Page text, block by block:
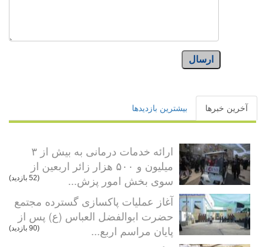
ارسال
آخرین خبرها بیشترین بازدیدها
ارائه خدمات درمانی به بیش از ۳
میلیون و ۵۰۰ هزار زائر اربعین از
سوی بخش امور پزش...
(52 بازدید)
آغاز عملیات پاکسازی گسترده مجتمع
حضرت ابوالفضل العباس (ع) پس از
پایان مراسم اربع...
(90 بازدید)